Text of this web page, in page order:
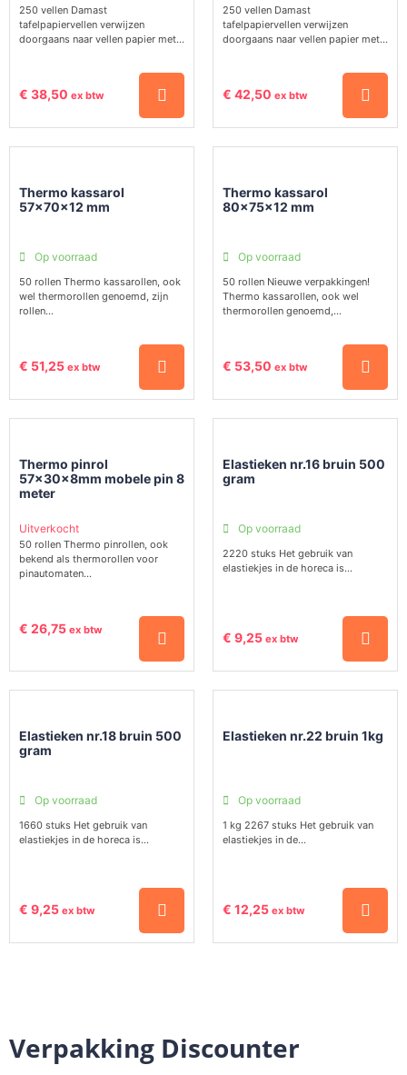
€ 38,50 ex btw
250 vellen Damast
tafelpapiervellen verwijzen
doorgaans naar vellen papier met...
€ 42,50 ex btw
250 vellen Damast
tafelpapiervellen verwijzen
doorgaans naar vellen papier met...
Op voorraad
Thermo kassarol
57x70x12 mm
€ 51,25 ex btw
50 rollen Thermo kassarollen, ook
wel thermorollen genoemd, zijn
rollen...
Op voorraad
Thermo kassarol
80x75x12 mm
€ 53,50 ex btw
50 rollen Nieuwe verpakkingen!
Thermo kassarollen, ook wel
thermorollen genoemd,...
Uitverkocht
Thermo pinrol
57x30x8mm mobele pin 8
meter
€ 26,75 ex btw
50 rollen Thermo pinrollen, ook
bekend als thermorollen voor
pinautomaten...
Op voorraad
Elastieken nr.16 bruin 500
gram
€ 9,25 ex btw
2220 stuks Het gebruik van
elastiekjes in de horeca is...
Op voorraad
Elastieken nr.18 bruin 500
gram
€ 9,25 ex btw
1660 stuks Het gebruik van
elastiekjes in de horeca is...
Op voorraad
Elastieken nr.22 bruin 1kg
€ 12,25 ex btw
1 kg 2267 stuks Het gebruik van
elastiekjes in de...
Verpakking Discounter